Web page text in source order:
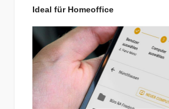
Ideal für Homeoffice